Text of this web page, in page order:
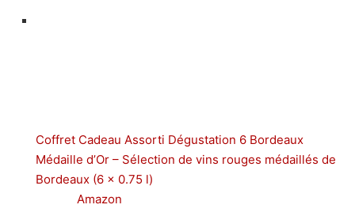
Coffret Cadeau Assorti Dégustation 6 Bordeaux
Médaille d’Or – Sélection de vins rouges médaillés de
Bordeaux (6 x 0.75 l)
Amazon